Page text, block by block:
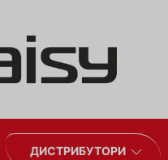
ДИСТРИБУТОРИ